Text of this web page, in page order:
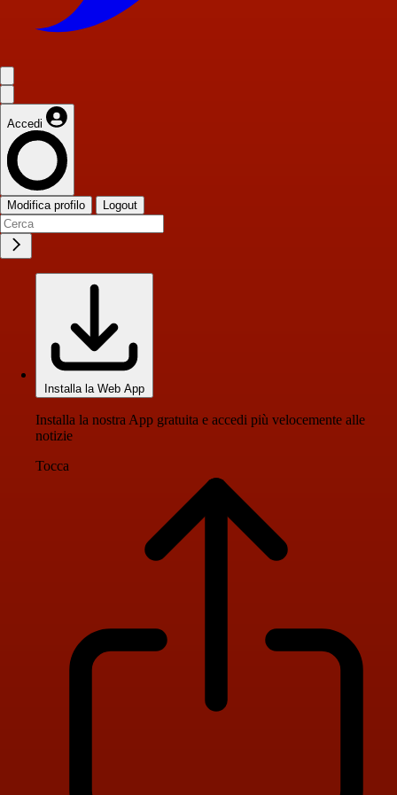
Accedi
Modifica profilo Logout
Installa la Web App
Installa la nostra App gratuita e accedi più velocemente alle
notizie
Tocca